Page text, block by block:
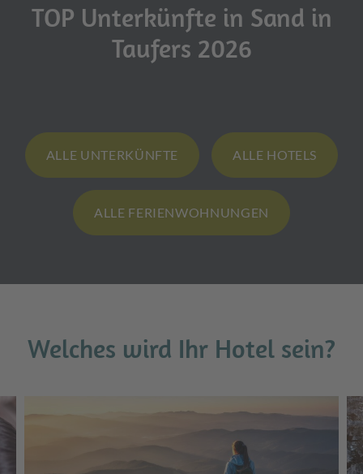
TOP Unterkünfte in Sand in
Taufers 2026
ALLE UNTERKÜNFTE ALLE HOTELS
ALLE FERIENWOHNUNGEN
Welches wird Ihr Hotel sein?